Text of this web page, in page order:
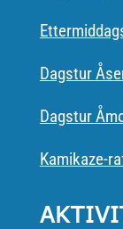
Dagstur
Dagstur
Kamikaze-